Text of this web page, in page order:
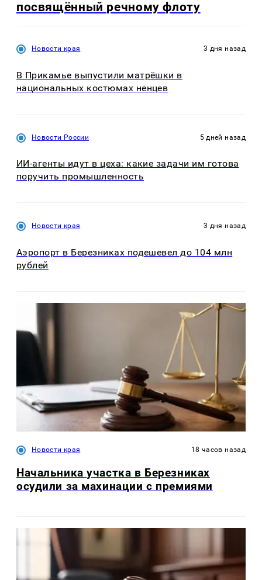
посвящённый речному флоту
Новости края 3 дня назад
В Прикамье выпустили матрёшки в
национальных костюмах ненцев
Новости России 5 дней назад
ИИ-агенты идут в цеха: какие задачи им готова
поручить промышленность
Новости края 3 дня назад
Аэропорт в Березниках подешевел до 104 млн
рублей
Новости края 18 часов назад
Начальника участка в Березниках
осудили за махинации с премиями